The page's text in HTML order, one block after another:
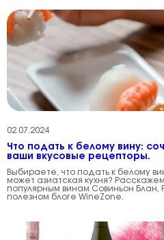
02.07.2024
Что подать к белому вину:
ваши вкусовые рецепторы.
Выбираете, что подать к белому
может азиатская кухня?
популярным винам Совиньон Блан,
полезном блоге WineZone.